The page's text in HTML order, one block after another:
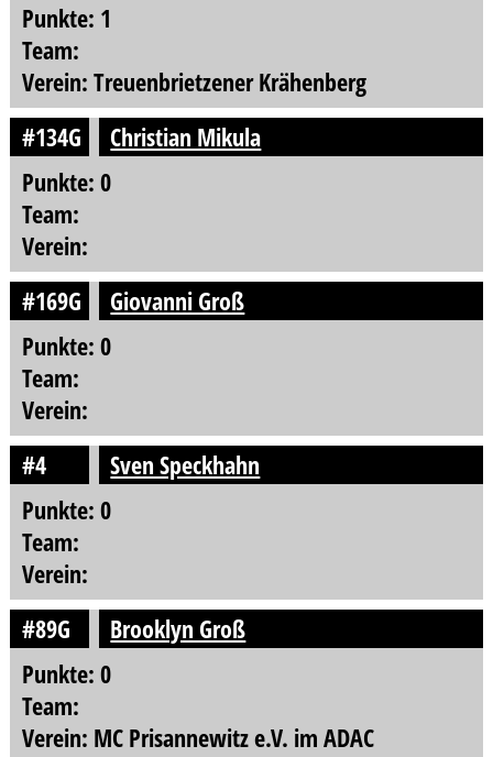
Punkte: 1
Team:
Verein: Treuenbrietzener Krähenberg
#134G
Christian Mikula
Punkte: 0
Team:
Verein:
#169G
Giovanni Groß
Punkte: 0
Team:
Verein:
#4
Sven Speckhahn
Punkte: 0
Team:
Verein:
#89G
Brooklyn Groß
Punkte: 0
Team:
Verein: MC Prisannewitz e.V. im ADAC